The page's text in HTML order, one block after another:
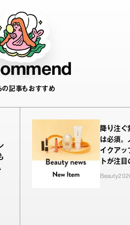
の記事もおすすめ
降り注ぐ
は必須。
イクアッ
トが注目
をお試し
Beauty